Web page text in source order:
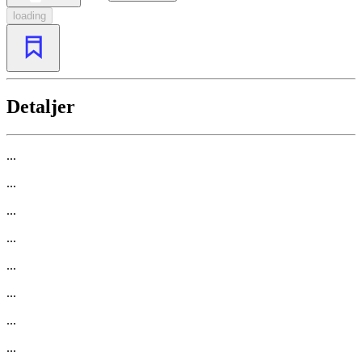
loading
Detaljer
...
...
...
...
...
...
...
...